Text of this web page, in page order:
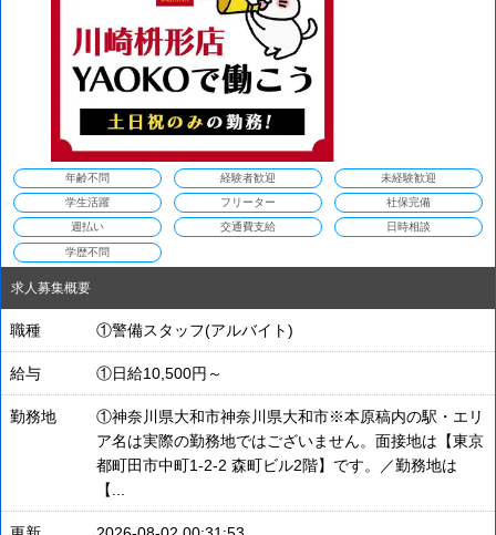
年齢不問 経験者歓迎 未経験歓迎
学生活躍 フリーター 社保完備
週払い 交通費支給 日時相談
学歴不問
求人募集概要
職種 ①警備スタッフ(アルバイト)
給与 ①日給10,500円～
勤務地
①神奈川県大和市神奈川県大和市※本原稿内の駅・エリ
ア名は実際の勤務地ではございません。面接地は【東京
都町田市中町1-2-2 森町ビル2階】です。／勤務地は
【...